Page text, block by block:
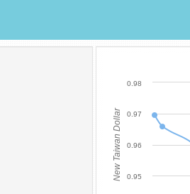
New Taiwan Dollar 0.95
0.96
0.97
0.98